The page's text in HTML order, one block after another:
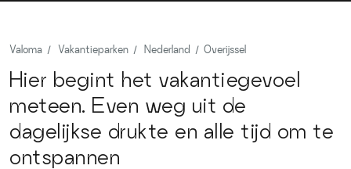
Valoma Vakantieparken Nederland Overijssel
Hier begint het vakantiegevoel
meteen. Even weg uit de
dagelijkse drukte en alle tijd om te
ontspannen